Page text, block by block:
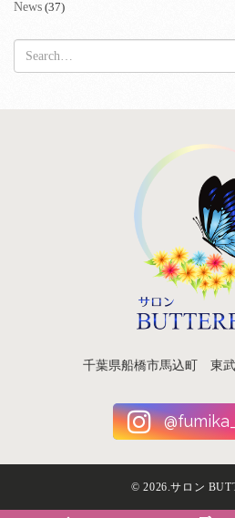
News (37)
索:
千葉県船橋市馬込町 東
©2026.サロン